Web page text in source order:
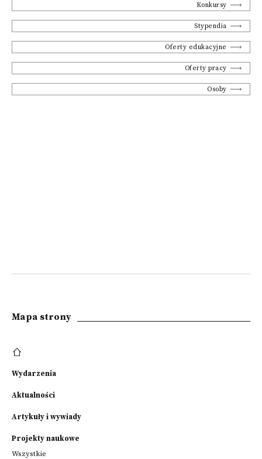
Konkursy
Stypendia
Oferty edukacyjne
Oferty pracy
Osoby
Mapa strony
Wydarzenia
Aktualności
Artykuły i wywiady
Projekty naukowe
Wszystkie